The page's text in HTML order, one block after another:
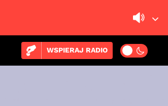
WSPIERAJ RADIO